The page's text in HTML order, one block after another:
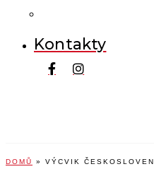
Kontakty
DOMŮ » VÝCVIK